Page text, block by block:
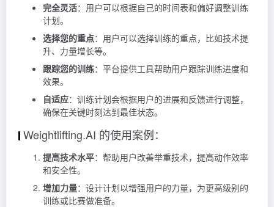
完全灵活：用户可以根据自己的时间表和偏好调整训练
计划。
选择您的重点：用户可以选择训练的重点，比如技术提
升、力量增长等。
跟踪您的训练：平台提供工具帮助用户跟踪训练进度和
效果。
自适应：训练计划会根据用户的进展和反馈进行调整，
确保在关键时刻达到最佳状态。
Weightlifting.AI 的使用案例：
提高技术水平：帮助用户改善举重技术，提高动作效率
和安全性。
增加力量：设计计划以增强用户的力量，为更高级别的
训练或比赛做准备。